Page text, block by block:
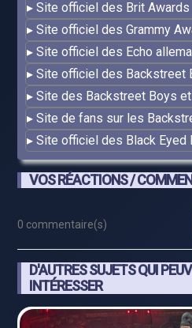
Site officiel des Brit Awards
Site officiel des Grammy
Site officiel des Echo
Site officiel des Backstreet
Site des Backstreet Boys et
Site de fans sur les
Site officiel des Black Eyed
VOS RÉACTIONS /
0 commentaire(s)
D'AUTRES SUJETS QUI
INTÉRESSER